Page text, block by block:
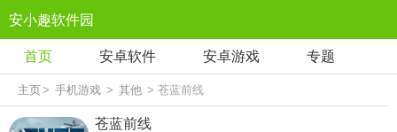
安小趣软件园
首页 安卓软件 安卓游戏 专题
主页> 手机游戏 > 其他 > 苍蓝前线
苍蓝前线